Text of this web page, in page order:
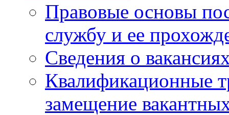
Правовые основы
службу и ее
Сведения о
Квалификационные
замещение